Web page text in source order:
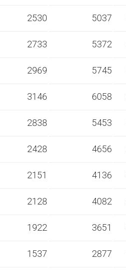
2530 5037
2733 5372
2969 5745
3146 6058
2838 5453
2428 4656
2151 4136
2128 4082
1922 3651
1537 2877